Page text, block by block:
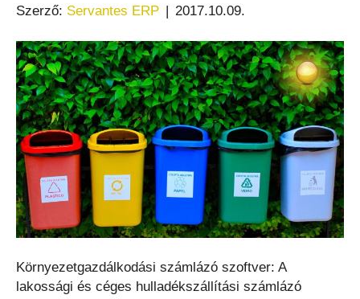
Szerző: Servantes ERP | 2017.10.09.
Környezetgazdálkodási számlázó szoftver: A
lakossági és céges hulladékszállítási számlázó